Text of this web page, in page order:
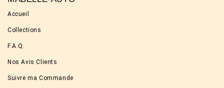
Accueil
Collections
F.A.Q.
Nos Avis Clients
Suivre ma Commande